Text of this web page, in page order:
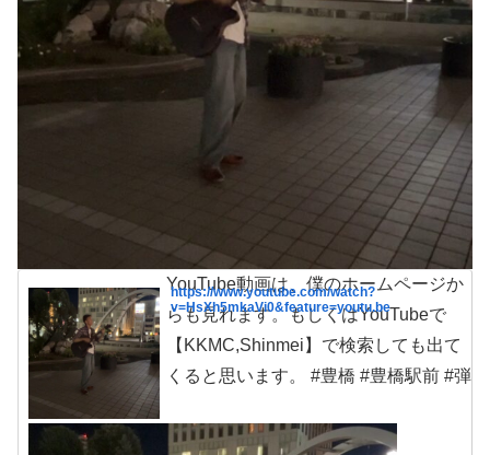
https://www.youtube.com/watch?
v=HsXh5mkaVi0&feature=youtu.be
YouTube動画は、僕のホームページか
らも見れます。もしくはYouTubeで
【KKMC,Shinmei】で検索しても出て
くると思います。 #豊橋 #豊橋駅前 #弾